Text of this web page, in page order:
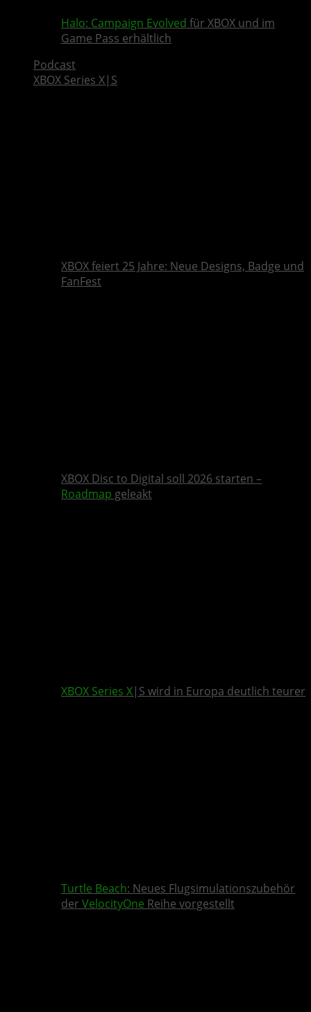
Halo: Campaign Evolved für XBOX und im
Game Pass erhältlich
Podcast
XBOX Series X|S
XBOX feiert 25 Jahre: Neue Designs, Badge und
FanFest
XBOX Disc to Digital soll 2026 starten –
Roadmap geleakt
XBOX Series X|S wird in Europa deutlich teurer
Turtle Beach: Neues Flugsimulationszubehör
der VelocityOne Reihe vorgestellt